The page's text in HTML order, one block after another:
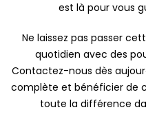
est là pour vous
Ne laissez pas passer
quotidien avec des
Contactez-nous dès
complète et bénéficier de
toute la différence